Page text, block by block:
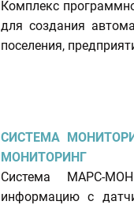
Комплекс
для создания
поселения,
СИСТЕМА
МОНИТОРИНГ
Система МАРС-
информацию с